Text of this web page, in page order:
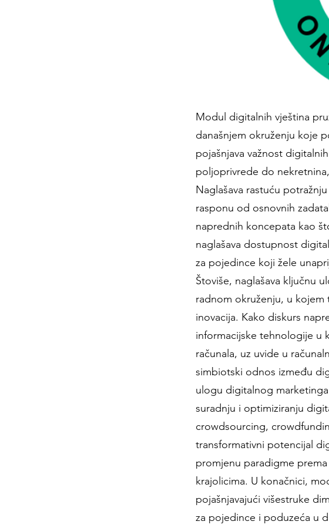
Modul digitalnih vještina
današnjem okruženju koje
pojašnjava važnost
poljoprivrede do
Naglašava rastuću
rasponu od osnovnih
naprednih koncepata kao
naglašava dostupnost
za pojedince koji žele
Štoviše, naglašava ključnu
radnom okruženju, u
inovacija. Kako diskurs
informacijske tehnologije u
računala, uz uvide u
simbiotski odnos između
ulogu digitalnog
suradnju i optimiziranju
crowdsourcing,
transformativni potencijal
promjenu paradigme
krajolicima. U konačnici,
pojašnjavajući višestruke
za pojedince i poduzeća u